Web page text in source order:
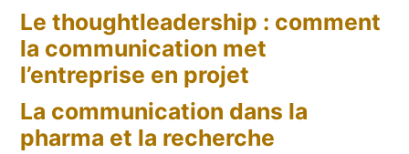
Le thoughtleadership : comment
la communication met
l’entreprise en projet
La communication dans la
pharma et la recherche